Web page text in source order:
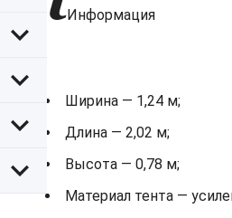
Информация
Ширина — 1,24 м;
Длина — 2,02 м;
Высота — 0,78 м;
Материал тента —